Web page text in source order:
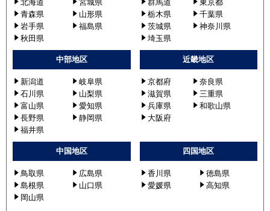
北海道
宮城県
青森県
山形県
岩手県
福島県
秋田県
群馬道
東京都
栃木県
千葉県
茨城県
神奈川県
埼玉県
中部地区
新潟道
岐阜県
石川県
山梨県
富山県
愛知県
長野県
静岡県
福井県
近畿地区
京都府
奈良県
滋賀県
三重県
兵庫県
和歌山県
大阪府
中国地区
鳥取県
広島県
島根県
山口県
岡山県
四国地区
香川県
徳島県
愛媛県
高知県